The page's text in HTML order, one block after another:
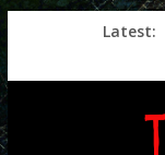
Latest: